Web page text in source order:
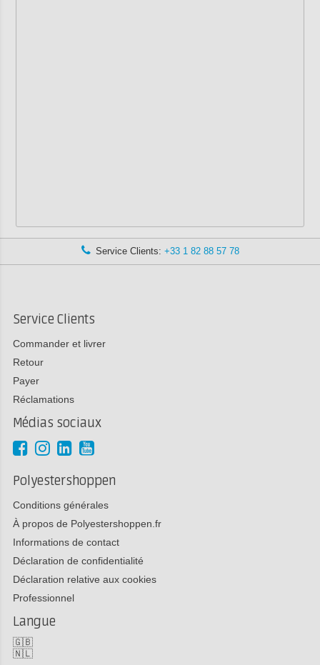
Service Clients: +33 1 82 88 57 78
Service Clients
Commander et livrer
Retour
Payer
Réclamations
Médias sociaux
Polyestershoppen
Conditions générales
À propos de Polyestershoppen.fr
Informations de contact
Déclaration de confidentialité
Déclaration relative aux cookies
Professionnel
Langue
🇬🇧
🇳🇱